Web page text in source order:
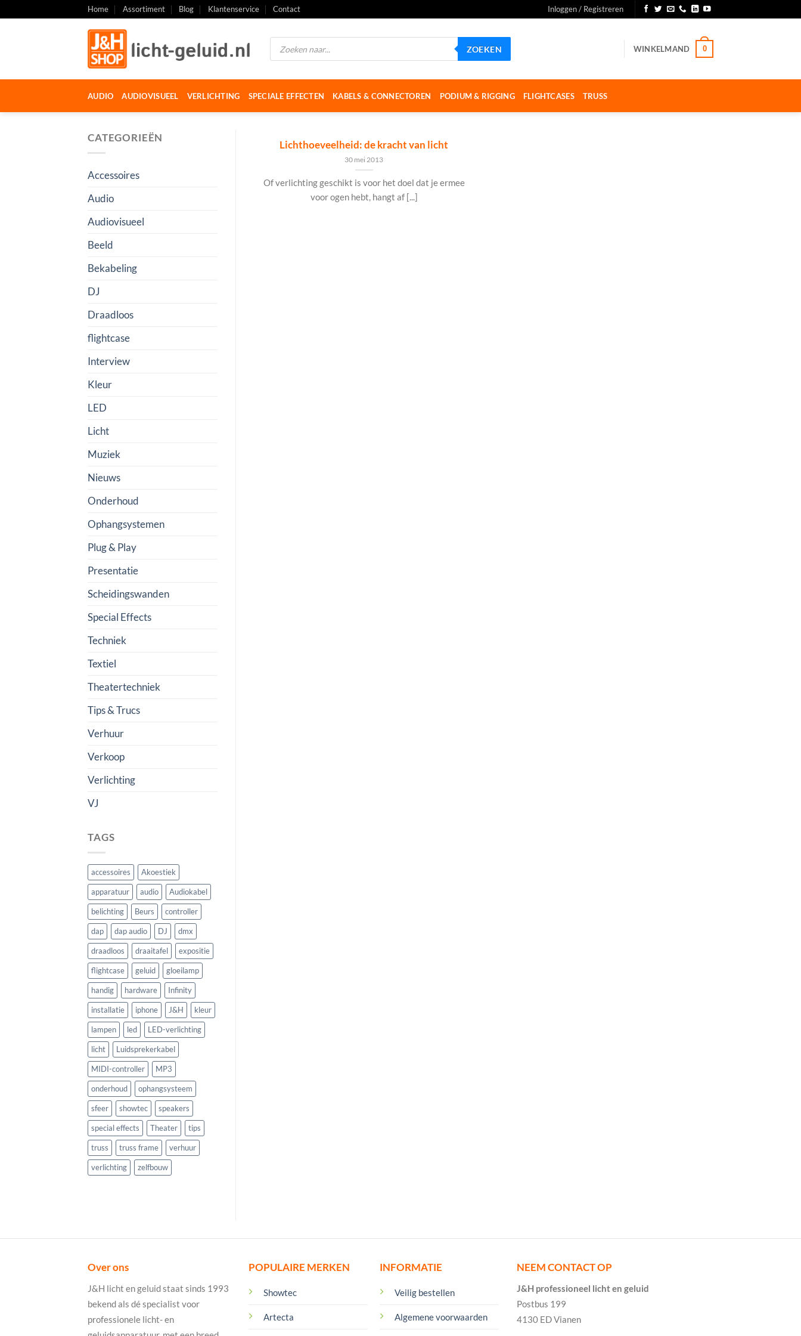
naar
Home Assortiment Blog Klantenservice Contact Inloggen / Registreren
Producten
zoeken
ZOEKEN WINKELMAND 0
AUDIO AUDIOVISUEEL VERLICHTING SPECIALE EFFECTEN KABELS & CONNECTOREN PODIUM & RIGGING FLIGHTCASES TRUSS
CATEGORIEËN
Accessoires
Audio
Audiovisueel
Beeld
Bekabeling
DJ
Draadloos
flightcase
Interview
Kleur
LED
Licht
Muziek
Nieuws
Onderhoud
Ophangsystemen
Plug & Play
Presentatie
Scheidingswanden
Special Effects
Techniek
Textiel
Theatertechniek
Tips & Trucs
Verhuur
Verkoop
Verlichting
VJ
TAGS
accessoires Akoestiek
apparatuur audio Audiokabel
belichting Beurs controller
dap dap audio DJ dmx
draadloos draaitafel expositie
flightcase geluid gloeilamp
handig hardware Infinity
installatie iphone J&H kleur
lampen led LED-verlichting
licht Luidsprekerkabel
MIDI-controller MP3
onderhoud ophangsysteem
sfeer showtec speakers
special effects Theater tips
truss truss frame verhuur
verlichting zelfbouw
Lichthoeveelheid: de kracht van licht
30 mei 2013
Of verlichting geschikt is voor het doel dat je ermee
voor ogen hebt, hangt af [...]
Over ons
J&H licht en geluid staat sinds 1993
bekend als dé specialist voor
professionele licht- en
POPULAIRE MERKEN
Showtec
Artecta
INFORMATIE
Veilig bestellen
Algemene voorwaarden
NEEM CONTACT OP
J&H professioneel licht en geluid
Postbus 199
4130 ED Vianen